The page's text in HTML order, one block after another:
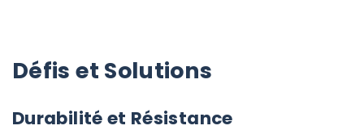
Défis et Solutions
Durabilité et Résistance